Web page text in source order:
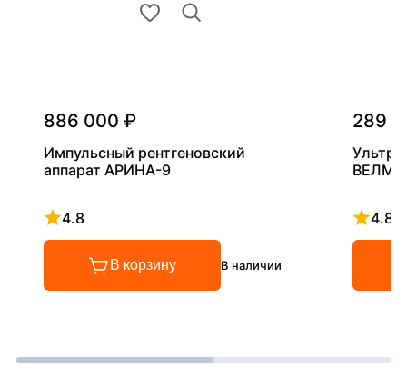
886 000 ₽
Импульсный рентгеновский
аппарат АРИНА-9
4.8
Рейтинг 4.8 из 5
В корзину В наличии
289
4.8